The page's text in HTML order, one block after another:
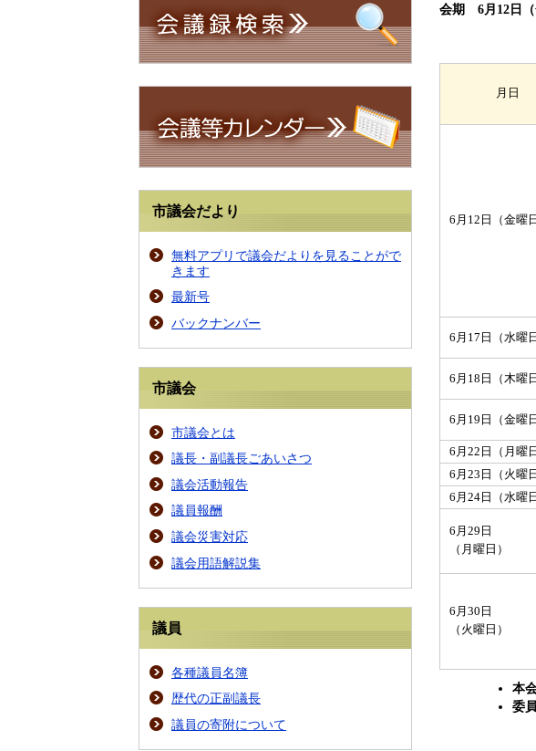
会期 6月12日（
月日
6月12日（金曜
6月17日（水曜
6月18日（木曜
6月19日（金曜
6月22日（月曜
6月23日（火曜
6月24日（水曜
6月29日
（月曜日）
6月30日
（火曜日）
本
委
市議会だより
無料アプリで議会だよりを見ることがで
きます
最新号
バックナンバー
市議会
市議会とは
議長・副議長ごあいさつ
議会活動報告
議員報酬
議会災害対応
議会用語解説集
議員
各種議員名簿
歴代の正副議長
議員の寄附について